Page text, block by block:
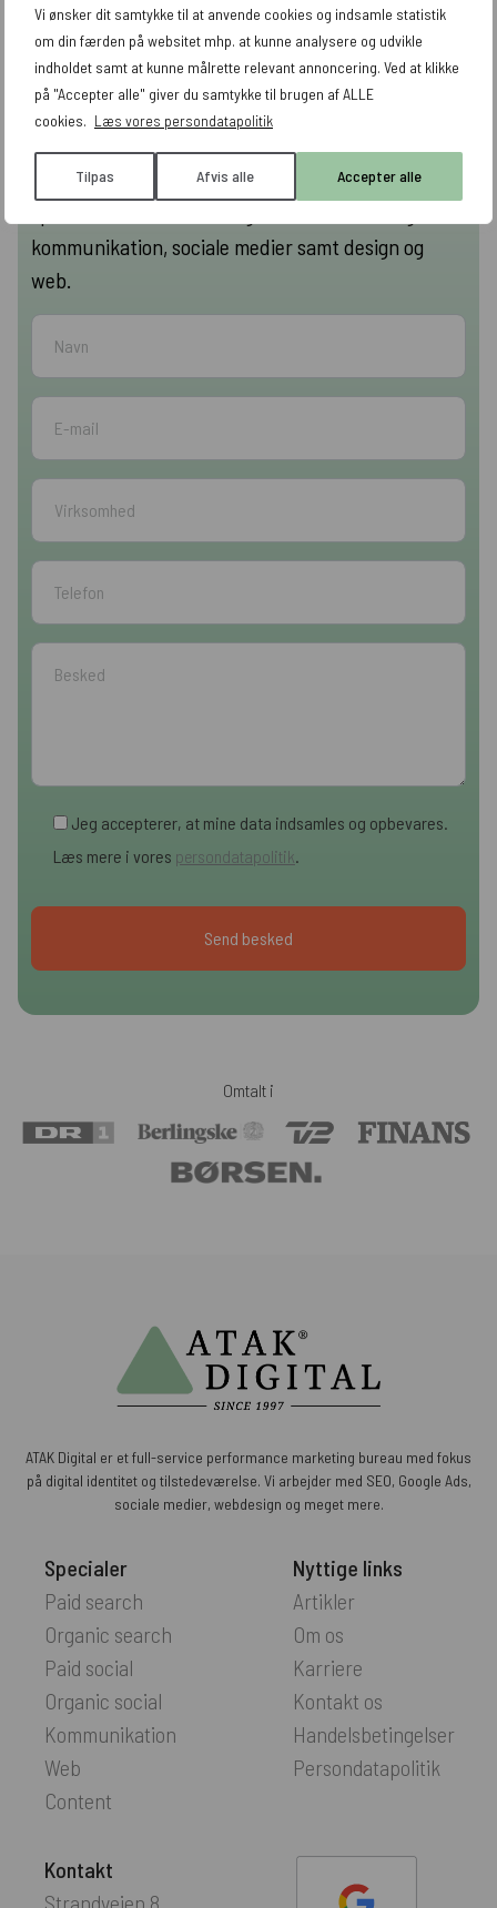
Vi ønsker dit samtykke til at anvende cookies og indsamle statistik
om din færden på websitet mhp. at kunne analysere og udvikle
indholdet samt at kunne målrette relevant annoncering. Ved at klikke
på "Accepter alle" giver du samtykke til brugen af ALLE
cookies. Læs vores persondatapolitik
Tilpas Afvis alle Accepter alle
Hvorfor vælge ATAK Digital?
ATAK Digital er et digitalt performance bureau med
fokus på resultater. Vi tilbyder alt inden for digital
markedsføring, og vores kernekompetencer
kommunikation, sociale medier samt design og
web.
Jeg accepterer, at mine data indsamles og opbevares.
Læs mere i vores persondatapolitik.
Omtalt i
ATAK Digital er et full-service performance marketing bureau med fokus
på digital identitet og tilstedeværelse. Vi arbejder med SEO, Google Ads,
sociale medier, webdesign og meget mere.
Kontakt
Strandvejen 8
Specialer
Paid search
Organic search
Paid social
Organic social
Kommunikation
Web
Content
Nyttige links
Artikler
Om os
Karriere
Kontakt os
Handelsbetingelser
Persondatapolitik